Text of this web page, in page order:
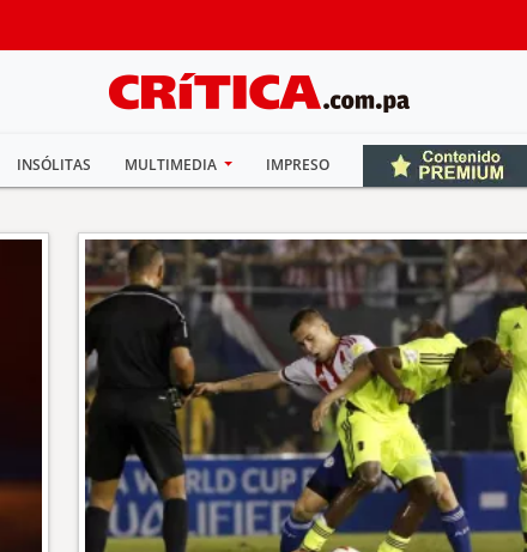
INSÓLITAS MULTIMEDIA IMPRESO